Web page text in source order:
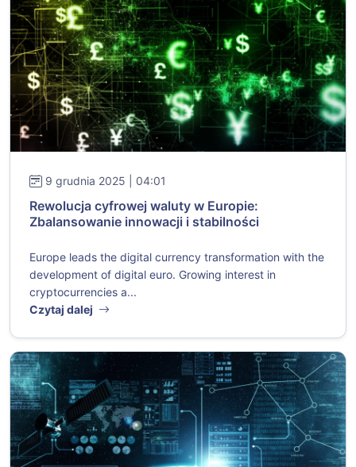
9 grudnia 2025 | 04:01
Rewolucja cyfrowej waluty w Europie:
Zbalansowanie innowacji i stabilności
Europe leads the digital currency transformation with the
development of digital euro. Growing interest in
cryptocurrencies a...
Czytaj dalej